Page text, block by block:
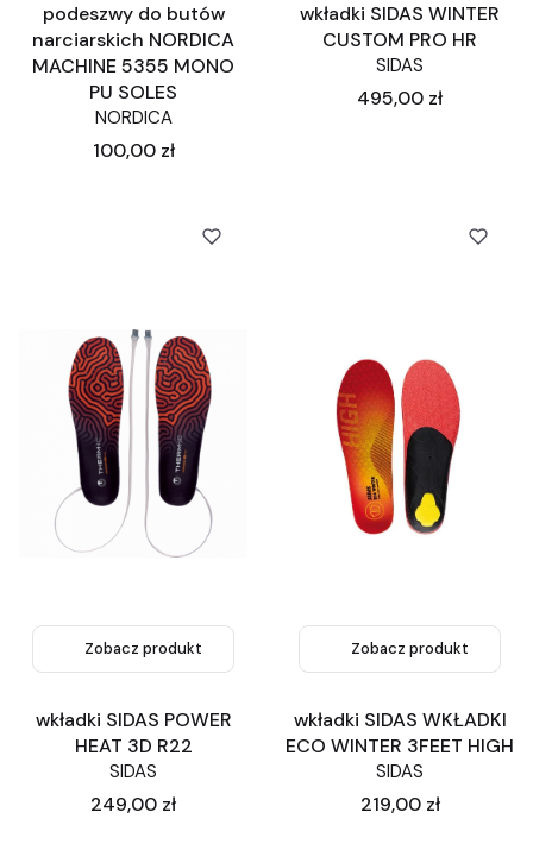
podeszwy do butów
narciarskich NORDICA
MACHINE 5355 MONO
PU SOLES
NORDICA
Cena
100,00 zł
wkładki SIDAS WINTER
CUSTOM PRO HR
SIDAS
Cena
495,00 zł
Zobacz produkt
wkładki SIDAS POWER
HEAT 3D R22
SIDAS
Cena
249,00 zł
Zobacz produkt
wkładki SIDAS WKŁADKI
ECO WINTER 3FEET HIGH
SIDAS
Cena
219,00 zł